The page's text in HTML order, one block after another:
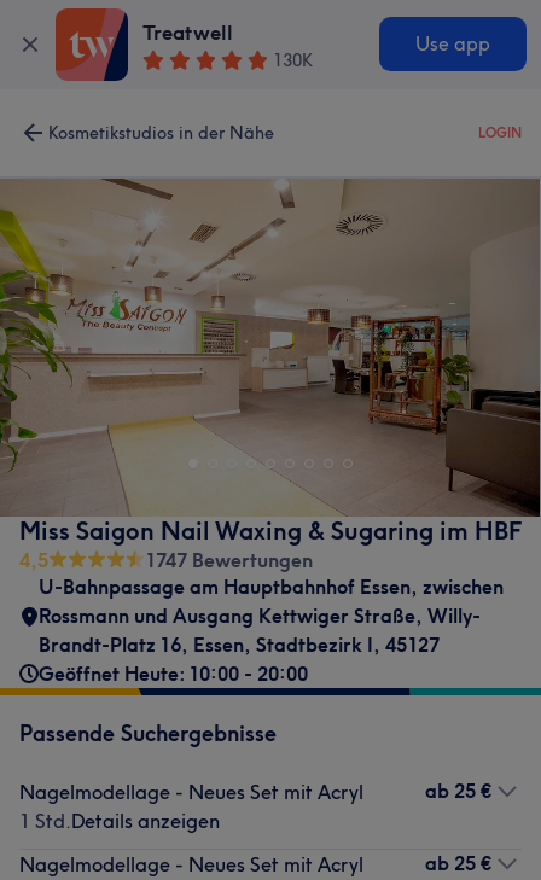
Treatwell
130K
Use app
Kosmetikstudios in der Nähe LOGIN
Miss Saigon Nail Waxing & Sugaring im HBF
4,5
1747 Bewertungen
U-Bahnpassage am Hauptbahnhof Essen, zwischen
Rossmann und Ausgang Kettwiger Straße, Willy-
Brandt-Platz 16, Essen, Stadtbezirk I, 45127
Geöffnet Heute: 10:00 - 20:00
Passende Suchergebnisse
Nagelmodellage - Neues Set mit Acryl
1 Std.Details anzeigen
ab 25 €
Nagelmodellage - Neues Set mit Acryl
ab 25 €